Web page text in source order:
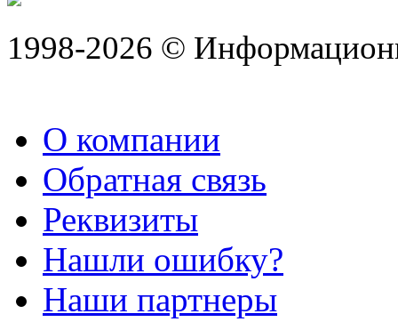
1998-2026 ©
О компании
Обратная связь
Реквизиты
Нашли ошибку?
Наши партнеры